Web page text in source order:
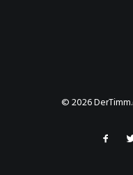
© 2026